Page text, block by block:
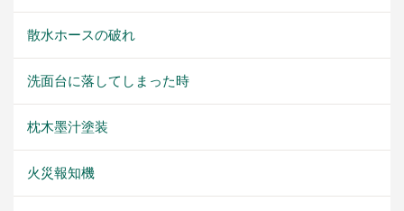
散水ホースの破れ
洗面台に落してしまった時
枕木墨汁塗装
火災報知機